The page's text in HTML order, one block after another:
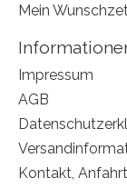
Mein
Impressum
AGB
Kontakt,